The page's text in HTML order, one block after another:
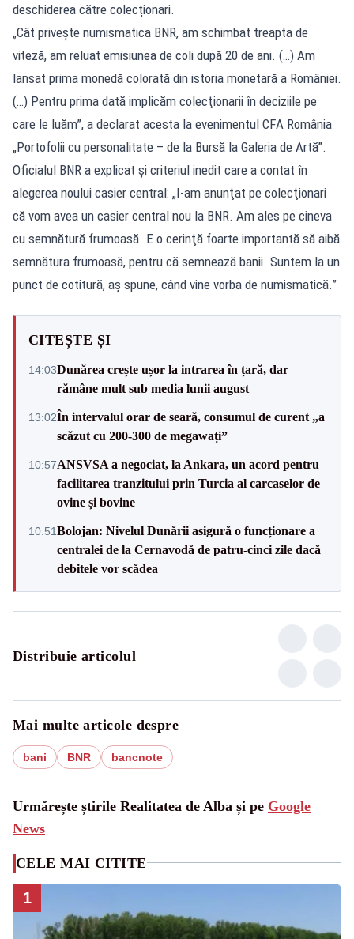
deschiderea către colecționari.
„Cât priveşte numismatica BNR, am schimbat treapta de
viteză, am reluat emisiunea de coli după 20 de ani. (…) Am
lansat prima monedă colorată din istoria monetară a României.
(…) Pentru prima dată implicăm colecţionarii în deciziile pe
care le luăm”, a declarat acesta la evenimentul CFA România
„Portofolii cu personalitate – de la Bursă la Galeria de Artă”.
Oficialul BNR a explicat și criteriul inedit care a contat în
alegerea noului casier central: „I-am anunţat pe colecţionari
că vom avea un casier central nou la BNR. Am ales pe cineva
cu semnătură frumoasă. E o cerinţă foarte importantă să aibă
semnătura frumoasă, pentru că semnează banii. Suntem la un
punct de cotitură, aş spune, când vine vorba de numismatică.”
CITEȘTE ȘI
14:03Dunărea crește ușor la intrarea în țară, dar
rămâne mult sub media lunii august
13:02În intervalul orar de seară, consumul de curent „a
scăzut cu 200-300 de megawați”
10:57ANSVSA a negociat, la Ankara, un acord pentru
facilitarea tranzitului prin Turcia al carcaselor de
ovine și bovine
10:51Bolojan: Nivelul Dunării asigură o funcționare a
centralei de la Cernavodă de patru-cinci zile dacă
debitele vor scădea
Distribuie articolul
Mai multe articole despre
bani BNR bancnote
Urmărește știrile Realitatea de Alba și pe Google
News
CELE MAI CITITE
1